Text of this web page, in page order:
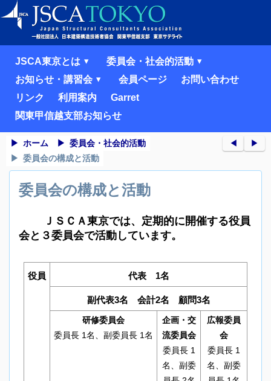
JSCA東京とは
委員会・社会的活動
お知らせ・講習会
会員ページ
お問い合わせ
リンク
利用案内
Garret
関東甲信越支部お知らせ
ホーム
委員会・社会的活動
委員会の構成と活動
◀︎ ▶︎
委員会の構成と活動
ＪＳＣＡ東京では、定期的に開催する役員
会と３委員会で活動しています。
役員 代表 1名
副代表3名 会計2名 顧問3名
研修委員会
委員長 1名、副委員長 1名
企画・交
流委員会
委員長 1
名、副委
広報委員
会
委員長 1
名、副委